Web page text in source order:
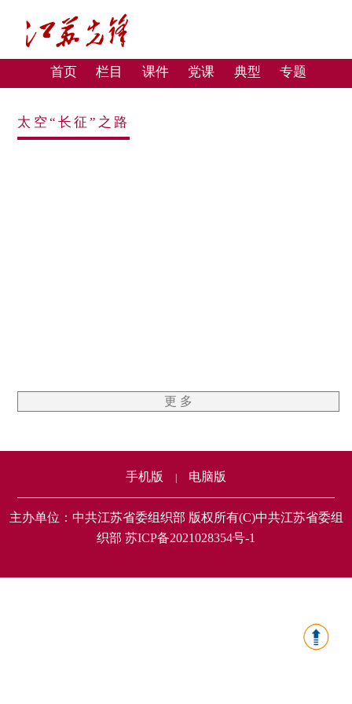
首页 栏目 课件 党课 典型 专题
太空“长征”之路
更 多
手机版 电脑版
主办单位：中共江苏省委组织部 版权所有(C)中共江苏省委组
织部 苏ICP备2021028354号-1